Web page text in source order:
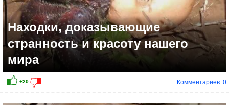
Находки, доказывающие
странность и красоту нашего
мира
Комментариев: 0